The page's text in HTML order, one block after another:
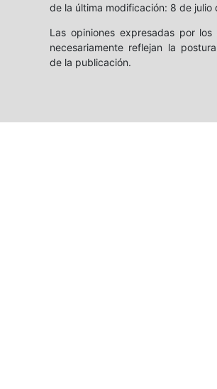
de la última modificación: 8 de julio
Las opiniones expresadas por los
necesariamente reflejan la
de la publicación.